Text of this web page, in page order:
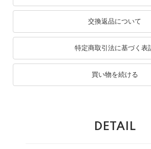
交換返品について
特定商取引法に基づく表
買い物を続ける
DETAIL